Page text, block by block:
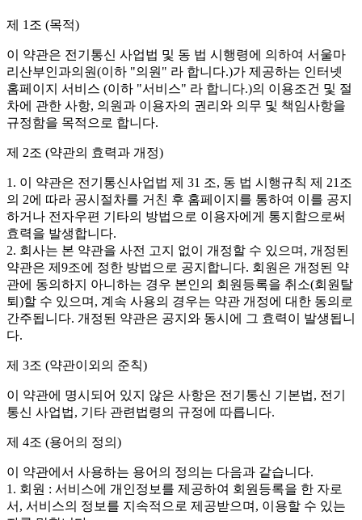
제 1조 (목적)
이 약관은 전기통신 사업법 및 동 법 시행령에 의하여 서울마
리산부인과의원(이하 "의원" 라 합니다.)가 제공하는 인터넷
홈페이지 서비스 (이하 "서비스" 라 합니다.)의 이용조건 및 절
차에 관한 사항, 의원과 이용자의 권리와 의무 및 책임사항을
규정함을 목적으로 합니다.
제 2조 (약관의 효력과 개정)
1. 이 약관은 전기통신사업법 제 31 조, 동 법 시행규칙 제 21조
의 2에 따라 공시절차를 거친 후 홈페이지를 통하여 이를 공지
하거나 전자우편 기타의 방법으로 이용자에게 통지함으로써
효력을 발생합니다.
2. 회사는 본 약관을 사전 고지 없이 개정할 수 있으며, 개정된
약관은 제9조에 정한 방법으로 공지합니다. 회원은 개정된 약
관에 동의하지 아니하는 경우 본인의 회원등록을 취소(회원탈
퇴)할 수 있으며, 계속 사용의 경우는 약관 개정에 대한 동의로
간주됩니다. 개정된 약관은 공지와 동시에 그 효력이 발생됩니
다.
제 3조 (약관이외의 준칙)
이 약관에 명시되어 있지 않은 사항은 전기통신 기본법, 전기
통신 사업법, 기타 관련법령의 규정에 따릅니다.
제 4조 (용어의 정의)
이 약관에서 사용하는 용어의 정의는 다음과 같습니다.
1. 회원 : 서비스에 개인정보를 제공하여 회원등록을 한 자로
서, 서비스의 정보를 지속적으로 제공받으며, 이용할 수 있는